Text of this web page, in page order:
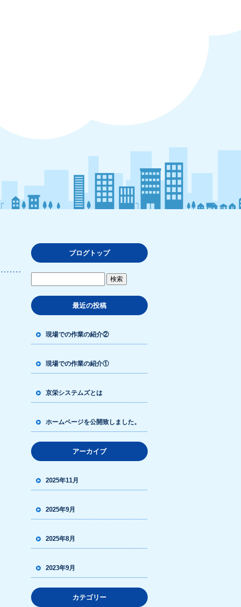
ブログトップ
最近の投稿
現場での作業の紹介②
現場での作業の紹介①
京栄システムズとは
ホームページを公開致しました。
アーカイブ
2025年11月
2025年9月
2025年8月
2023年9月
カテゴリー